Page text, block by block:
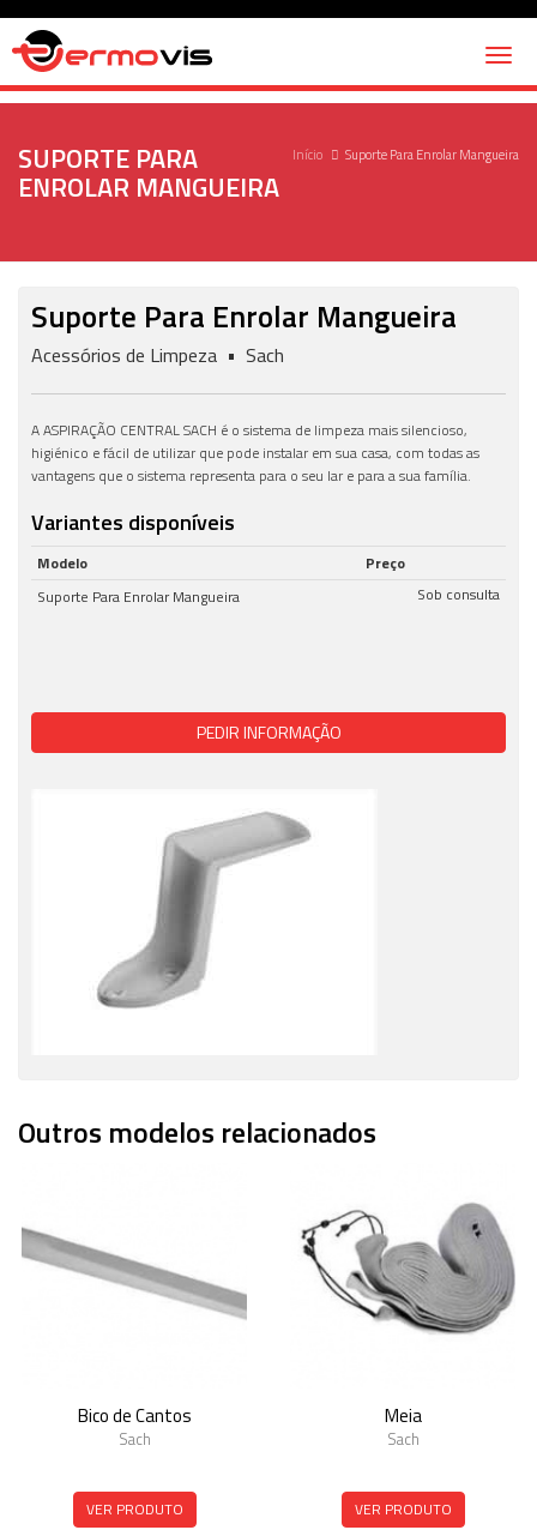
Início Suporte Para Enrolar Mangueira
SUPORTE PARA
ENROLAR MANGUEIRA
Suporte Para Enrolar Mangueira
Acessórios de Limpeza • Sach
A ASPIRAÇÃO CENTRAL SACH é o sistema de limpeza mais silencioso,
higiénico e fácil de utilizar que pode instalar em sua casa, com todas as
vantagens que o sistema representa para o seu lar e para a sua família.
Variantes disponíveis
Modelo
Preço
Suporte Para Enrolar Mangueira
Sob consulta
PEDIR INFORMAÇÃO
Outros modelos relacionados
Bico de Cantos
Sach
VER PRODUTO
Meia
Sach
VER PRODUTO